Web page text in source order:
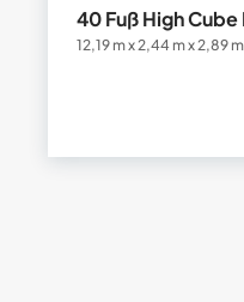
40 Fuß High
12,19 m x 2,44 m x 2,89 m